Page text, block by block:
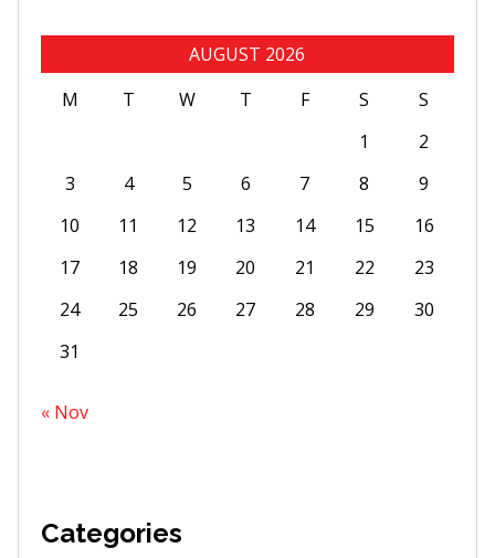
AUGUST 2026
M
T W T F S
S
1
2
3
4 5 6 7 8
9
10
11 12 13 14 15
16
17
18 19 20 21 22
23
24
25 26 27 28 29
30
31
« Nov
Categories